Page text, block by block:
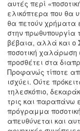
αυτές περί
ελικόπτερα που θα
θα πετούν χρήματα
στην πρωθυπουργία
βέβαια, αλλά και ο
ποσοτική
προσθέτει στα
Προφανώς τίποτε
ισχύει. Ούτε
τηλεσκόπιο,
τρις και παραπάνω
πρόγραμμα
απευθύνεται και